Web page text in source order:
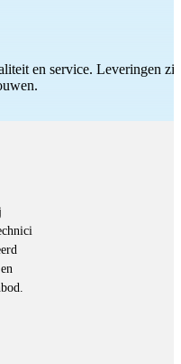
en service. Leveringen